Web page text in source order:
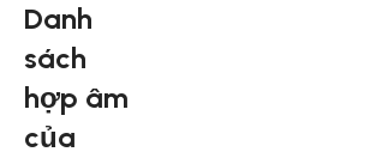
Danh
sách
hợp âm
của